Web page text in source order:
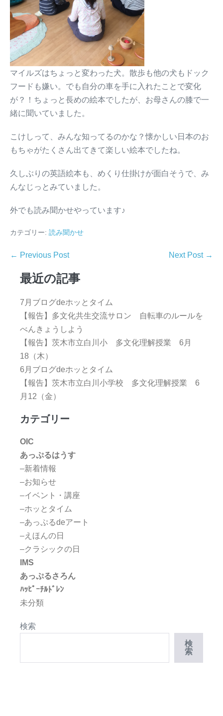
マイルズはちょっと変わった犬。散歩も他の犬もドック
フードも嫌い。でも自分の車を手に入れたことで変化
が？！ちょっと長めの絵本でしたが、お母さんの膝で一
緒に聞いていました。
こけしって、みんな知ってるのかな？懐かしい日本のお
もちゃがたくさん出てきて楽しい絵本でしたね。
久しぶりの英語絵本も、めくり仕掛けが面白そうで、み
んなじっとみていました。
外でも読み聞かせやっています♪
カテゴリー: 読み聞かせ
← Previous Post Next Post →
最近の記事
7月ブログdeホッとタイム
【報告】多文化共生交流サロン 自転車のルールを
べんきょうしよう
【報告】茨木市立白川小 多文化理解授業 6月
18（木）
6月ブログdeホッとタイム
【報告】茨木市立白川小学校 多文化理解授業 6
月12（金）
カテゴリー
OIC
あっぷるはうす
–新着情報
–お知らせ
–イベント・講座
–ホッとタイム
–あっぷるdeアート
–えほんの日
–クラシックの日
IMS
あっぷるさろん
ﾊｯﾋﾟｰﾁﾙﾄﾞﾚﾝ
未分類
検索
検
索